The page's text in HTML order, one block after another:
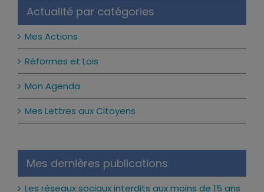
Actualité par catégories
Mes Actions
Réformes et Lois
Mon Agenda
Mes Lettres aux Citoyens
Mes dernières publications